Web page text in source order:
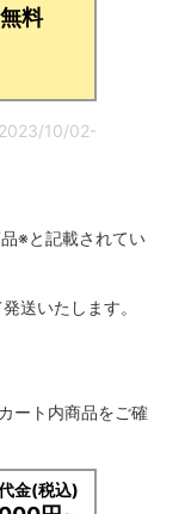
無料
2023/10/02-
※と記載されてい
送いたします。
ート内商品をご確
金(税込)